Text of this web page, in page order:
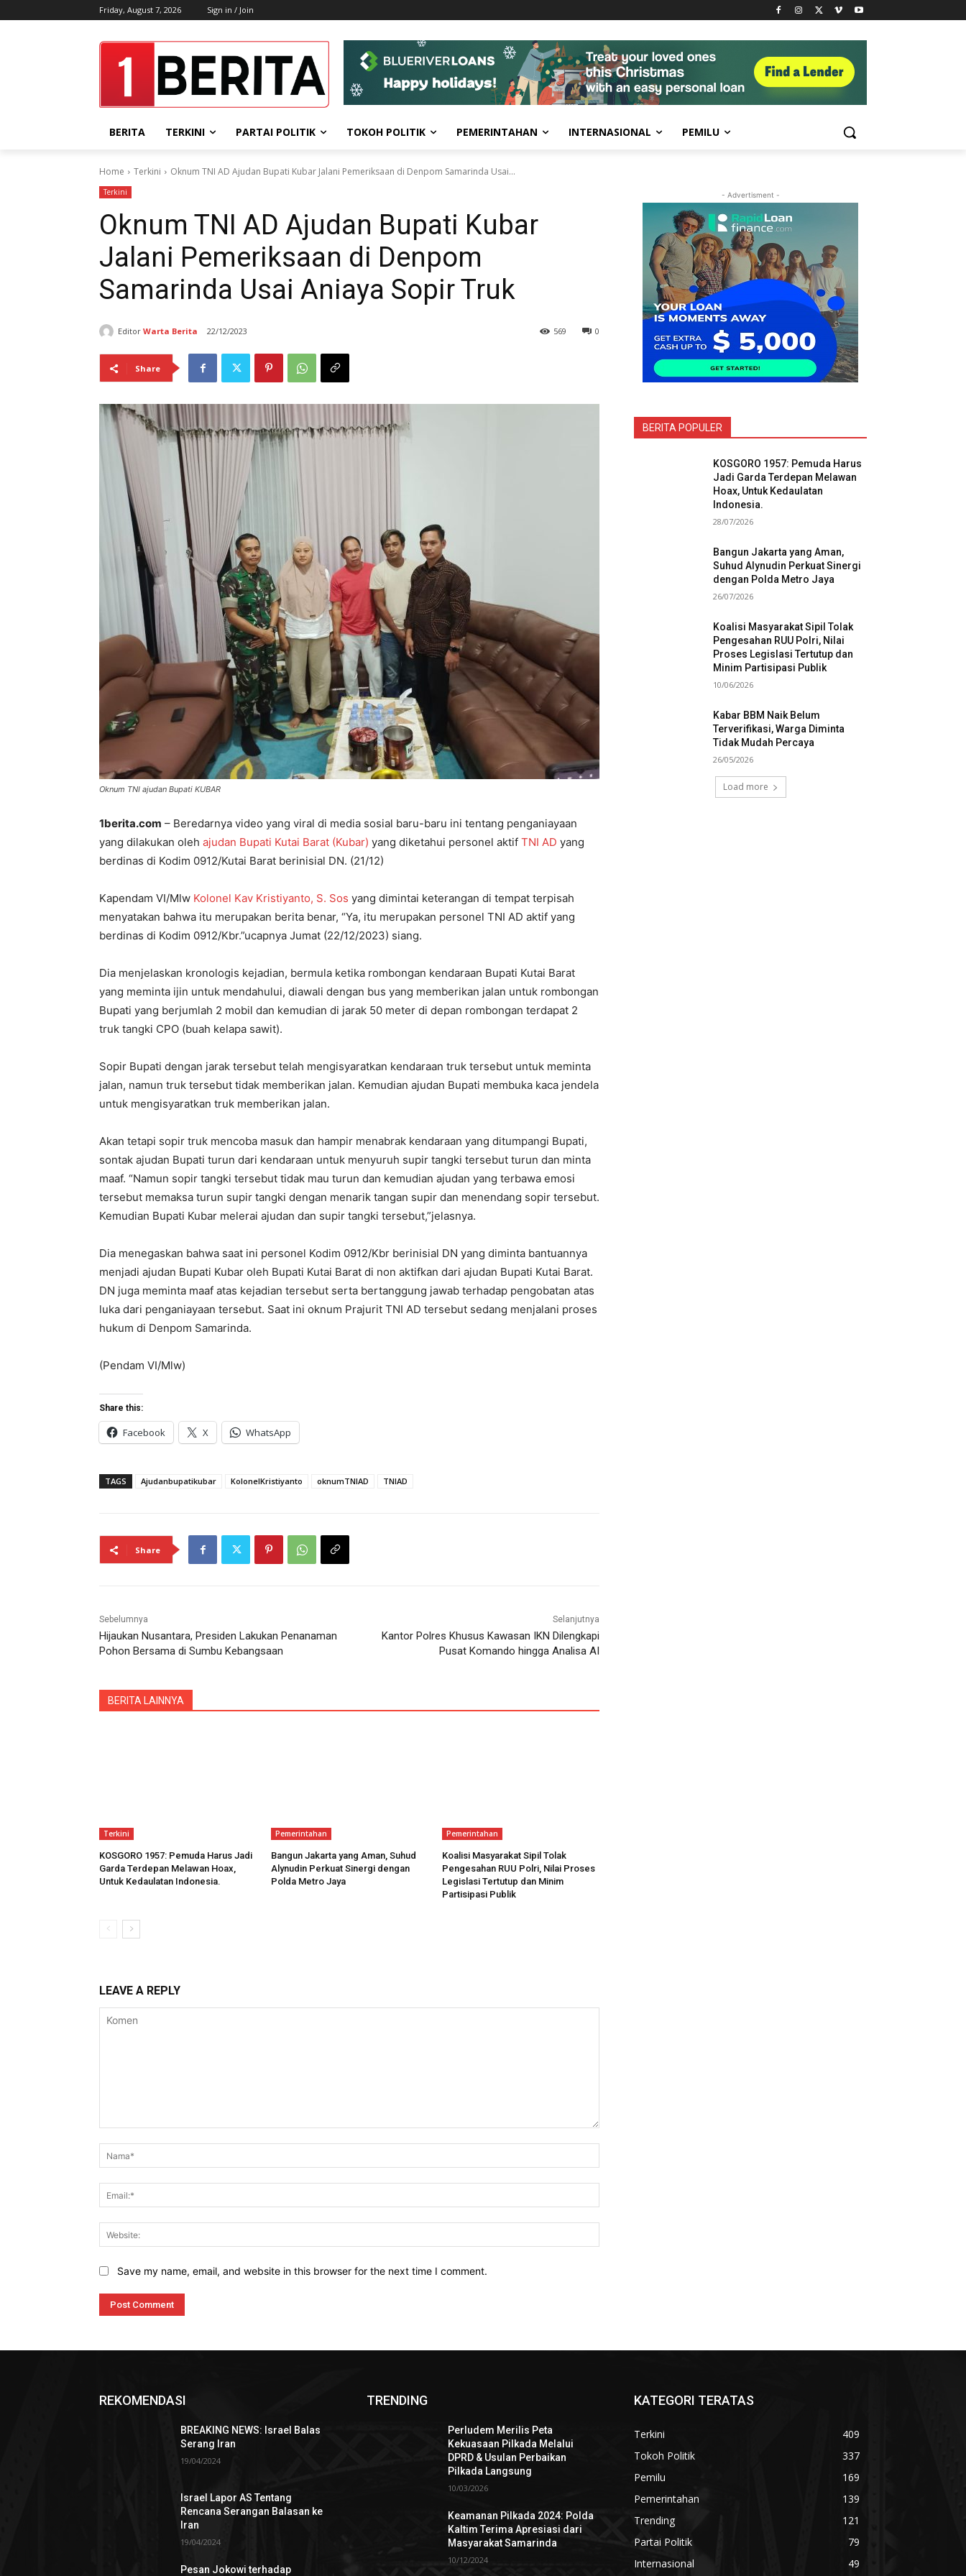
Friday, August 7, 2026 Sign in / Join
BERITA TERKINI PARTAI POLITIK TOKOH POLITIK PEMERINTAHAN INTERNASIONAL PEMILU
Home Terkini Oknum TNI AD Ajudan Bupati Kubar Jalani Pemeriksaan di Denpom Samarinda Usai...
Terkini
Oknum TNI AD Ajudan Bupati Kubar
Jalani Pemeriksaan di Denpom
Samarinda Usai Aniaya Sopir Truk
Editor Warta Berita 22/12/2023 0
569
Share
Oknum TNI ajudan Bupati KUBAR
1berita.com – Beredarnya video yang viral di media sosial baru-baru ini tentang penganiayaan
yang dilakukan oleh ajudan Bupati Kutai Barat (Kubar) yang diketahui personel aktif TNI AD yang
berdinas di Kodim 0912/Kutai Barat berinisial DN. (21/12)
Kapendam VI/Mlw Kolonel Kav Kristiyanto, S. Sos yang dimintai keterangan di tempat terpisah
menyatakan bahwa itu merupakan berita benar, “Ya, itu merupakan personel TNI AD aktif yang
berdinas di Kodim 0912/Kbr.”ucapnya Jumat (22/12/2023) siang.
Dia menjelaskan kronologis kejadian, bermula ketika rombongan kendaraan Bupati Kutai Barat
yang meminta ijin untuk mendahului, diawali dengan bus yang memberikan jalan untuk rombongan
Bupati yang berjumlah 2 mobil dan kemudian di jarak 50 meter di depan rombongan terdapat 2
truk tangki CPO (buah kelapa sawit).
Sopir Bupati dengan jarak tersebut telah mengisyaratkan kendaraan truk tersebut untuk meminta
jalan, namun truk tersebut tidak memberikan jalan. Kemudian ajudan Bupati membuka kaca jendela
untuk mengisyaratkan truk memberikan jalan.
Akan tetapi sopir truk mencoba masuk dan hampir menabrak kendaraan yang ditumpangi Bupati,
sontak ajudan Bupati turun dari kendaraan untuk menyuruh supir tangki tersebut turun dan minta
maaf. “Namun sopir tangki tersebut tidak mau turun dan kemudian ajudan yang terbawa emosi
tersebut memaksa turun supir tangki dengan menarik tangan supir dan menendang sopir tersebut.
Kemudian Bupati Kubar melerai ajudan dan supir tangki tersebut,”jelasnya.
Dia menegaskan bahwa saat ini personel Kodim 0912/Kbr berinisial DN yang diminta bantuannya
menjadi ajudan Bupati Kubar oleh Bupati Kutai Barat di non aktifkan dari ajudan Bupati Kutai Barat.
DN juga meminta maaf atas kejadian tersebut serta bertanggung jawab terhadap pengobatan atas
luka dari penganiayaan tersebut. Saat ini oknum Prajurit TNI AD tersebut sedang menjalani proses
hukum di Denpom Samarinda.
(Pendam VI/Mlw)
Share this:
Facebook X WhatsApp
TAGS Ajudanbupatikubar KolonelKristiyanto oknumTNIAD TNIAD
Share
Sebelumnya
Hijaukan Nusantara, Presiden Lakukan Penanaman
Pohon Bersama di Sumbu Kebangsaan
Selanjutnya
Kantor Polres Khusus Kawasan IKN Dilengkapi
Pusat Komando hingga Analisa AI
BERITA LAINNYA
Terkini
KOSGORO 1957: Pemuda Harus Jadi
Garda Terdepan Melawan Hoax,
Untuk Kedaulatan Indonesia.
Pemerintahan
Bangun Jakarta yang Aman, Suhud
Alynudin Perkuat Sinergi dengan
Polda Metro Jaya
Pemerintahan
Koalisi Masyarakat Sipil Tolak
Pengesahan RUU Polri, Nilai Proses
Legislasi Tertutup dan Minim
Partisipasi Publik
LEAVE A REPLY
Save my name, email, and website in this browser for the next time I comment.
- Advertisment -
BERITA POPULER
KOSGORO 1957: Pemuda Harus
Jadi Garda Terdepan Melawan
Hoax, Untuk Kedaulatan
Indonesia.
28/07/2026
Bangun Jakarta yang Aman,
Suhud Alynudin Perkuat Sinergi
dengan Polda Metro Jaya
26/07/2026
Koalisi Masyarakat Sipil Tolak
Pengesahan RUU Polri, Nilai
Proses Legislasi Tertutup dan
Minim Partisipasi Publik
10/06/2026
Kabar BBM Naik Belum
Terverifikasi, Warga Diminta
Tidak Mudah Percaya
26/05/2026
Load more
REKOMENDASI
BREAKING NEWS: Israel Balas
Serang Iran
19/04/2024
Israel Lapor AS Tentang
Rencana Serangan Balasan ke
Iran
19/04/2024
Pesan Jokowi terhadap
TRENDING
Perludem Merilis Peta
Kekuasaan Pilkada Melalui
DPRD & Usulan Perbaikan
Pilkada Langsung
10/03/2026
Keamanan Pilkada 2024: Polda
Kaltim Terima Apresiasi dari
Masyarakat Samarinda
10/12/2024
KATEGORI TERATAS
Terkini
409
Tokoh Politik
337
Pemilu
169
Pemerintahan
139
Trending
121
Partai Politik
79
Internasional
49